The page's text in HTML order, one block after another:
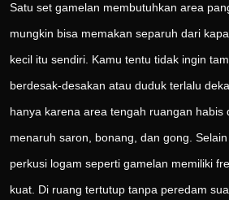
Satu set gamelan membutuhkan area
mungkin bisa memakan separuh dari
kecil itu sendiri. Kamu tentu tidak ingin
berdesak-desakan atau duduk terlalu
hanya karena area tengah ruangan habis
menaruh saron, bonang, dan gong.
perkusi logam seperti gamelan memiliki
kuat. Di ruang tertutup tanpa peredam